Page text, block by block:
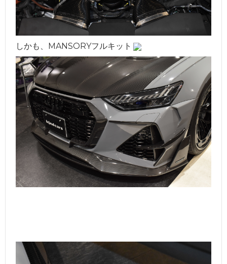
しかも、MANSORYフルキット